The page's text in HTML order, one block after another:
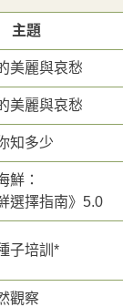
主題
美麗與哀愁
美麗與哀愁
知多少
鮮：
選擇指南》5.0
子培訓*
觀察